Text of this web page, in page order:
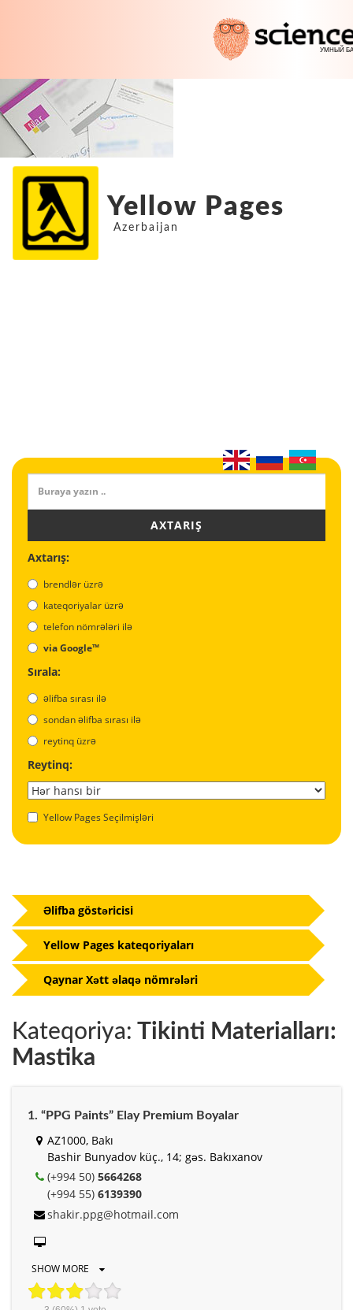
Yellow Pages
Azerbaijan
AXTARIŞ
Axtarış:
brendlər üzrə
kateqoriyalar üzrə
telefon nömrələri ilə
via Google™
Sırala:
əlifba sırası ilə
sondan əlifba sırası ilə
reytinq üzrə
Reytinq:
Yellow Pages Seçilmişləri
Kateqoriya: Tikinti Materialları:
Mastika
1. “PPG Paints” Elay Premium Boyalar
AZ1000, Bakı
Bashir Bunyadov küç., 14; gəs. Bakıxanov
(+994 50) 5664268
(+994 55) 6139390
shakir.ppg@hotmail.com
SHOW MORE
Əlifba göstəricisi
Yellow Pages kateqoriyaları
Qaynar Xətt əlaqə nömrələri